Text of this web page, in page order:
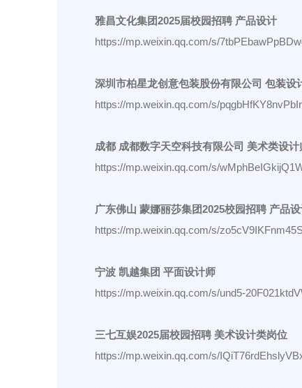
雅昌文化集团2025届校园招聘 产品设计
https://mp.weixin.qq.com/s/
深圳市柏星龙创意包装股份有限公司 包装
https://mp.weixin.qq.com/s/
成都 成都数字天空科技有限公司 美术类设计
https://mp.weixin.qq.com/s/
广东佛山 蒙娜丽莎集团2025校园招聘 产品
https://mp.weixin.qq.com/s/
宁波 凯越集团 平面设计师
https://mp.weixin.qq.com/s/und5-
三七互娱2025届校园招聘 美术设计类岗位
https://mp.weixin.qq.com/s/